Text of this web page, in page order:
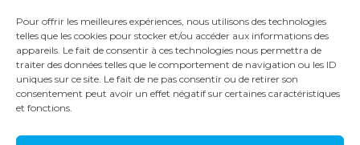
Pour offrir les meilleures expériences, nous utilisons des technologies
telles que les cookies pour stocker et/ou accéder aux informations des
appareils. Le fait de consentir à ces technologies nous permettra de
traiter des données telles que le comportement de navigation ou les ID
uniques sur ce site. Le fait de ne pas consentir ou de retirer son
consentement peut avoir un effet négatif sur certaines caractéristiques
et fonctions.
COMMENTAIRES RÉCENTS
Principale